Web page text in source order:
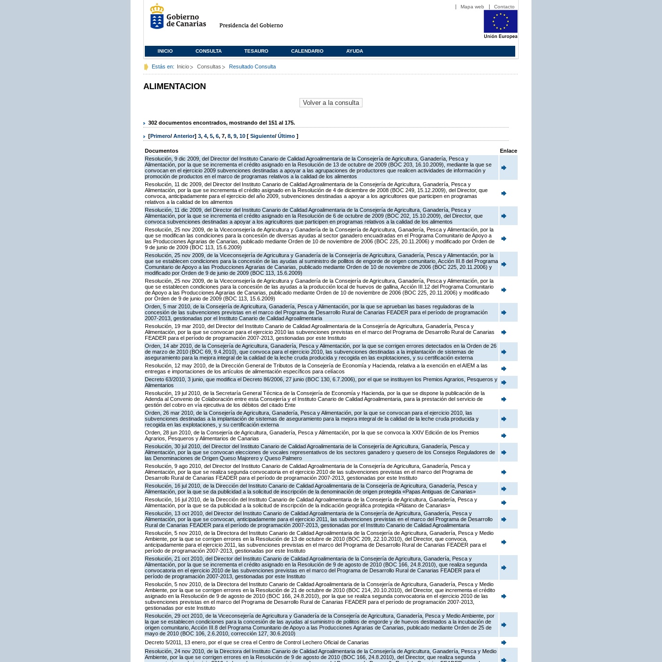
Mapa web Contacto
INICIO CONSULTA TESAURO CALENDARIO AYUDA
Estás en: Inicio Consultas Resultado Consulta
ALIMENTACION
302 documentos encontrados, mostrando del 151 al 175.
[Primero/ Anterior] 3, 4, 5, 6, 7, 8, 9, 10 [ Siguiente/ Último ]
Documentos
Enlace
Resolución, 9 dic 2009, del Director del Instituto Canario de Calidad Agroalimentaria de la Consejería de Agricultura, Ganadería, Pesca y
Alimentación, por la que se incrementa el crédito asignado en la Resolución de 13 de octubre de 2009 (BOC 203, 16.10.2009), mediante la que se
convocan en el ejercicio 2009 subvenciones destinadas a apoyar a las agrupaciones de productores que realicen actividades de información y
promoción de productos en el marco de programas relativos a la calidad de los alimentos
Resolución, 11 dic 2009, del Director del Instituto Canario de Calidad Agroalimentaria de la Consejería de Agricultura, Ganadería, Pesca y
Alimentación, por la que se incrementa el crédito asignado en la Resolución de 4 de diciembre de 2008 (BOC 249, 15.12.2009), del Director, que
convoca, anticipadamente para el ejercicio del año 2009, subvenciones destinadas a apoyar a los agricultores que participen en programas
relativos a la calidad de los alimentos
Resolución, 11 dic 2009, del Director del Instituto Canario de Calidad Agroalimentaria de la Consejería de Agricultura, Ganadería, Pesca y
Alimentación, por la que se incrementa el crédito asignado en la Resolución de 6 de octubre de 2009 (BOC 202, 15.10.2009), del Director, que
convoca subvenciones destinadas a apoyar a los agricultores que participen en programas relativos a la calidad de los alimentos
Resolución, 25 nov 2009, de la Viceconsejería de Agricultura y Ganadería de la Consejería de Agricultura, Ganadería, Pesca y Alimentación, por la
que se modifican las condiciones para la concesión de diversas ayudas al sector ganadero encuadradas en el Programa Comunitario de Apoyo a
las Producciones Agrarias de Canarias, publicado mediante Orden de 10 de noviembre de 2006 (BOC 225, 20.11.2006) y modificado por Orden de
9 de junio de 2009 (BOC 113, 15.6.2009)
Resolución, 25 nov 2009, de la Viceconsejería de Agricultura y Ganadería de la Consejería de Agricultura, Ganadería, Pesca y Alimentación, por la
que se establecen condiciones para la concesión de las ayudas al suministro de pollitos de engorde de origen comunitario, Acción III.8 del Programa
Comunitario de Apoyo a las Producciones Agrarias de Canarias, publicado mediante Orden de 10 de noviembre de 2006 (BOC 225, 20.11.2006) y
modificado por Orden de 9 de junio de 2009 (BOC 113, 15.6.2009)
Resolución, 25 nov 2009, de la Viceconsejería de Agricultura y Ganadería de la Consejería de Agricultura, Ganadería, Pesca y Alimentación, por la
que se establecen condiciones para la concesión de las ayudas a la producción local de huevos de gallina, Acción III.12 del Programa Comunitario
de Apoyo a las Producciones Agrarias de Canarias, publicado mediante Orden de 10 de noviembre de 2006 (BOC 225, 20.11.2006) y modificado
por Orden de 9 de junio de 2009 (BOC 113, 15.6.2009)
Orden, 5 mar 2010, de la Consejería de Agricultura, Ganadería, Pesca y Alimentación, por la que se aprueban las bases reguladoras de la
concesión de las subvenciones previstas en el marco del Programa de Desarrollo Rural de Canarias FEADER para el período de programación
2007-2013, gestionadas por el Instituto Canario de Calidad Agroalimentaria
Resolución, 19 mar 2010, del Director del Instituto Canario de Calidad Agroalimentaria de la Consejería de Agricultura, Ganadería, Pesca y
Alimentación, por la que se convocan para el ejercicio 2010 las subvenciones previstas en el marco del Programa de Desarrollo Rural de Canarias
FEADER para el período de programación 2007-2013, gestionadas por este Instituto
Orden, 14 abr 2010, de la Consejería de Agricultura, Ganadería, Pesca y Alimentación, por la que se corrigen errores detectados en la Orden de 26
de marzo de 2010 (BOC 69, 9.4.2010), que convoca para el ejercicio 2010, las subvenciones destinadas a la implantación de sistemas de
aseguramiento para la mejora integral de la calidad de la leche cruda producida y recogida en las explotaciones, y su certificación externa
Resolución, 12 may 2010, de la Dirección General de Tributos de la Consejería de Economía y Hacienda, relativa a la exención en el AIEM a las
entregas e importaciones de los artículos de alimentación específicos para celíacos
Decreto 63/2010, 3 junio, que modifica el Decreto 86/2006, 27 junio (BOC 130, 6.7.2006), por el que se instituyen los Premios Agrarios, Pesqueros y
Alimentarios
Resolución, 19 jul 2010, de la Secretaría General Técnica de la Consejería de Economía y Hacienda, por la que se dispone la publicación de la
Adenda al Convenio de Colaboración entre esta Consejería y el Instituto Canario de Calidad Agroalimentaria, para la prestación del servicio de
gestión del cobro en vía ejecutiva de los débitos del citado Ente
Orden, 26 mar 2010, de la Consejería de Agricultura, Ganadería, Pesca y Alimentación, por la que se convocan para el ejercicio 2010, las
subvenciones destinadas a la implantación de sistemas de aseguramiento para la mejora integral de la calidad de la leche cruda producida y
recogida en las explotaciones, y su certificación externa
Orden, 28 jun 2010, de la Consejería de Agricultura, Ganadería, Pesca y Alimentación, por la que se convoca la XXIV Edición de los Premios
Agrarios, Pesqueros y Alimentarios de Canarias
Resolución, 30 jul 2010, del Director del Instituto Canario de Calidad Agroalimentaria de la Consejería de Agricultura, Ganadería, Pesca y
Alimentación, por la que se convocan elecciones de vocales representativos de los sectores ganadero y quesero de los Consejos Reguladores de
las Denominaciones de Origen Queso Majorero y Queso Palmero
Resolución, 9 ago 2010, del Director del Instituto Canario de Calidad Agroalimentaria de la Consejería de Agricultura, Ganadería, Pesca y
Alimentación, por la que se realiza segunda convocatoria en el ejercicio 2010 de las subvenciones previstas en el marco del Programa de
Desarrollo Rural de Canarias FEADER para el período de programación 2007-2013, gestionadas por este Instituto
Resolución, 16 jul 2010, de la Dirección del Instituto Canario de Calidad Agroalimentaria de la Consejería de Agricultura, Ganadería, Pesca y
Alimentación, por la que se da publicidad a la solicitud de inscripción de la denominación de origen protegida «Papas Antiguas de Canarias»
Resolución, 16 jul 2010, de la Dirección del Instituto Canario de Calidad Agroalimentaria de la Consejería de Agricultura, Ganadería, Pesca y
Alimentación, por la que se da publicidad a la solicitud de inscripción de la indicación geográfica protegida «Plátano de Canarias»
Resolución, 13 oct 2010, del Director del Instituto Canario de Calidad Agroalimentaria de la Consejería de Agricultura, Ganadería, Pesca y
Alimentación, por la que se convocan, anticipadamente para el ejercicio 2011, las subvenciones previstas en el marco del Programa de Desarrollo
Rural de Canarias FEADER para el período de programación 2007-2013, gestionadas por el Instituto Canario de Calidad Agroalimentaria
Resolución, 5 nov 2010, de la Directora del Instituto Canario de Calidad Agroalimentaria de la Consejería de Agricultura, Ganadería, Pesca y Medio
Ambiente, por la que se corrigen errores en la Resolución de 13 de octubre de 2010 (BOC 209, 22.10.2010), del Director, que convoca,
anticipadamente para el ejercicio 2011, las subvenciones previstas en el marco del Programa de Desarrollo Rural de Canarias FEADER para el
período de programación 2007-2013, gestionadas por este Instituto
Resolución, 21 oct 2010, del Director del Instituto Canario de Calidad Agroalimentaria de la Consejería de Agricultura, Ganadería, Pesca y
Alimentación, por la que se incrementa el crédito asignado en la Resolución de 9 de agosto de 2010 (BOC 166, 24.8.2010), que realiza segunda
convocatoria en el ejercicio 2010 de las subvenciones previstas en el marco del Programa de Desarrollo Rural de Canarias FEADER para el
período de programación 2007-2013, gestionadas por este Instituto
Resolución, 5 nov 2010, de la Directora del Instituto Canario de Calidad Agroalimentaria de la Consejería de Agricultura, Ganadería, Pesca y Medio
Ambiente, por la que se corrigen errores en la Resolución de 21 de octubre de 2010 (BOC 214, 20.10.2010), del Director, que incrementa el crédito
asignado en la Resolución de 9 de agosto de 2010 (BOC 166, 24.8.2010), por la que se realiza segunda convocatoria en el ejercicio 2010 de las
subvenciones previstas en el marco del Programa de Desarrollo Rural de Canarias FEADER para el período de programación 2007-2013,
gestionadas por este Instituto
Resolución, 29 oct 2010, de la Viceconsejería de Agricultura y Ganadería de la Consejería de Agricultura, Ganadería, Pesca y Medio Ambiente, por
la que se establecen condiciones para la concesión de las ayudas al suministro de pollitos de engorde y de huevos destinados a la incubación de
origen comunitario, Acción III.8 del Programa Comunitario de Apoyo a las Producciones Agrarias de Canarias, publicado mediante Orden de 25 de
mayo de 2010 (BOC 106, 2.6.2010, corrección 127, 30.6.2010)
Decreto 5/2011, 13 enero, por el que se crea el Centro de Control Lechero Oficial de Canarias
Resolución, 24 nov 2010, de la Directora del Instituto Canario de Calidad Agroalimentaria de la Consejería de Agricultura, Ganadería, Pesca y Medio
Ambiente, por la que se corrigen errores en la Resolución de 9 de agosto de 2010 (BOC 166, 24.8.2010), del Director, que realiza segunda